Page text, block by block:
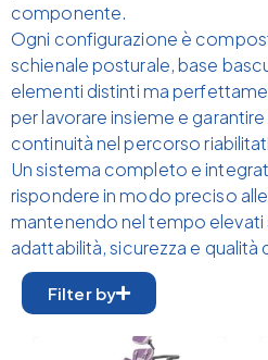
componente.
Ogni configurazione è
schienale posturale, base
elementi distinti ma
per lavorare insieme e
continuità nel percorso
Un sistema completo e
rispondere in modo preciso
mantenendo nel tempo elevati
adattabilità, sicurezza e qualità
Filter by